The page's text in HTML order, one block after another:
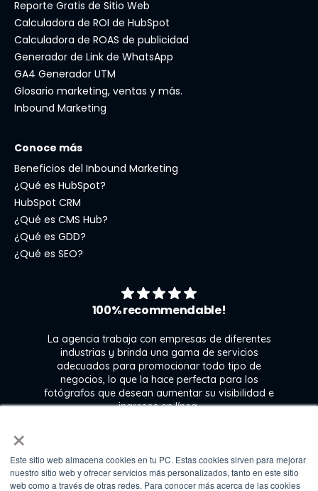
×
Este sitio web almacena cookies en tu PC. Estas cookies sirven para mejorar
nuestro sitio web y ofrecer servicios más personalizados, tanto en este sitio
web como a través de otras redes. Para conocer más acerca de las cookies
Reporte Gratis de Sitio Web
Calculadora de ROI de HubSpot
Calculadora de ROAS de publicidad
Generador de Link de WhatsApp
GA4 Generador UTM
Glosario marketing, ventas y más.
Inbound Marketing
Conoce más
Beneficios del Inbound Marketing
¿Qué es HubSpot?
HubSpot CRM
¿Qué es CMS Hub?
¿Qué es GDD?
¿Qué es SEO?
100% recommendable!
La agencia trabaja con empresas de diferentes
industrias y brinda una gama de servicios
adecuados para promocionar todo tipo de
negocios, lo que la hace perfecta para los
fotógrafos que desean aumentar su visibilidad e
ingresos en línea.
Kate Gross
Marketing & graphic design assistant at